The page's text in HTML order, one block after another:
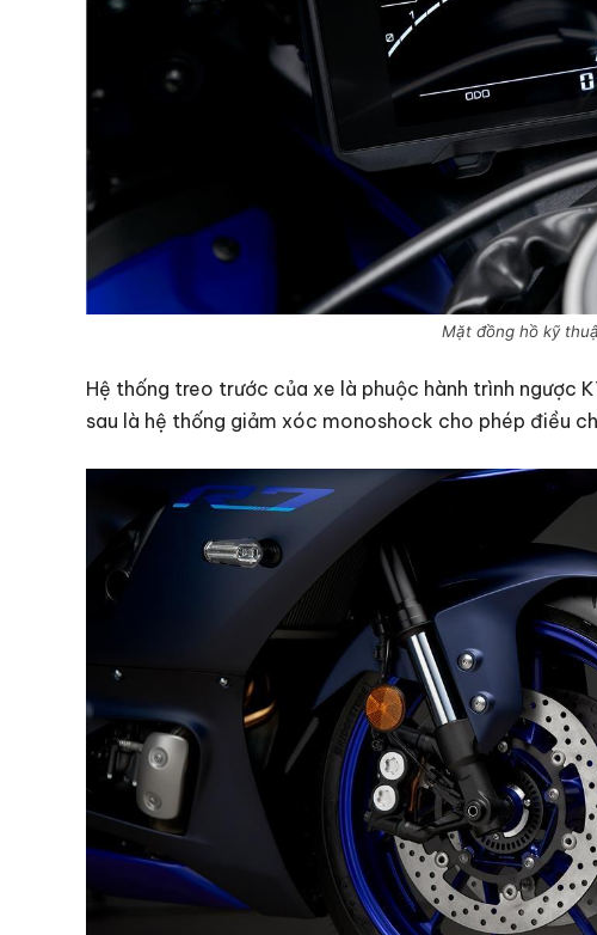
Mặt đồng hồ kỹ
Hệ thống treo trước của xe là phuộc hành trình ngược
sau là hệ thống giảm xóc monoshock cho phép điều